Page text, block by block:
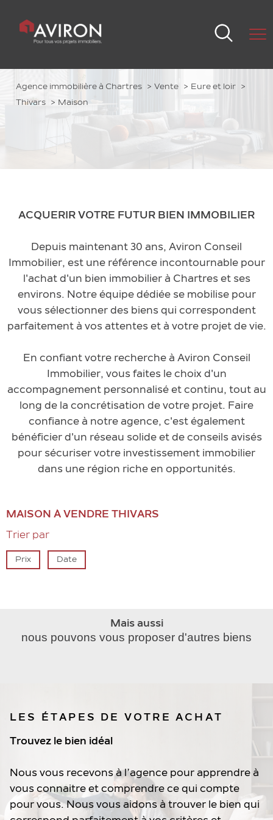
Agence immobilière à Chartres Vente
Eure et loir
Thivars
Maison
ACQUERIR VOTRE FUTUR BIEN IMMOBILIER
Depuis maintenant 30 ans, Aviron Conseil
Immobilier, est une référence incontournable pour
l'achat d'un bien immobilier à Chartres et ses
environs. Notre équipe dédiée se mobilise pour
vous sélectionner des biens qui correspondent
parfaitement à vos attentes et à votre projet de vie.
En confiant votre recherche à Aviron Conseil
Immobilier, vous faites le choix d'un
accompagnement personnalisé et continu, tout au
long de la concrétisation de votre projet. Faire
confiance à notre agence, c'est également
bénéficier d'un réseau solide et de conseils avisés
pour sécuriser votre investissement immobilier
dans une région riche en opportunités.
MAISON À VENDRE THIVARS
Trier par
Prix Date
Mais aussi
nous pouvons vous proposer d'autres biens
LES ÉTAPES DE VOTRE ACHAT
Trouvez le bien idéal
Nous vous recevons à l’agence pour apprendre à
vous connaitre et comprendre ce qui compte
pour vous. Nous vous aidons à trouver le bien qui